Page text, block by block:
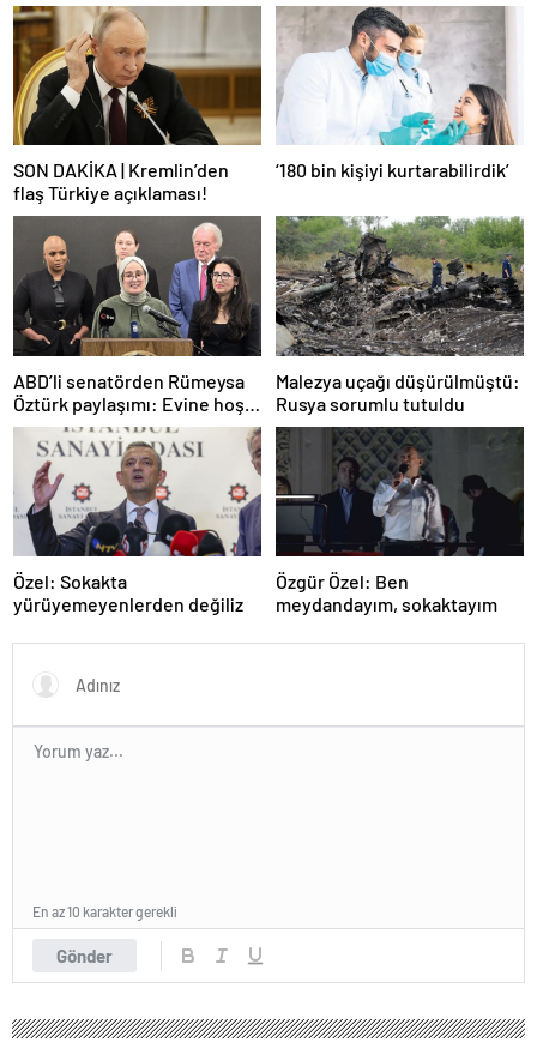
SON DAKİKA | Kremlin’den
flaş Türkiye açıklaması!
‘180 bin kişiyi kurtarabilirdik’
ABD’li senatörden Rümeysa
Öztürk paylaşımı: Evine hoş
geldin!
Malezya uçağı düşürülmüştü:
Rusya sorumlu tutuldu
Özel: Sokakta
yürüyemeyenlerden değiliz
Özgür Özel: Ben
meydandayım, sokaktayım
Gönder
En az 10 karakter gerekli